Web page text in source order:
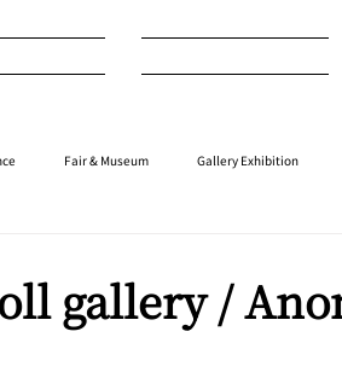
Fair & Museum Gallery Exhibition
gallery /